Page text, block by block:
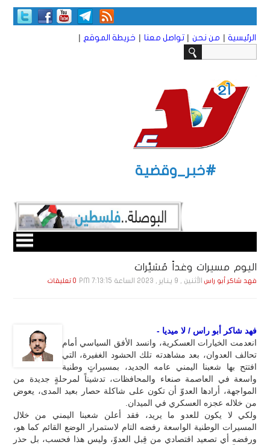
الرئيسية | من نحن | تواصل معنا | خريطة الموقع |
#خبر_وقضية
اليوم مسيرات وغداً مُسَيَّرات
فهد شاكر أبو راس الأثنين , 9 يـنـاير , 2023 الساعة 7:13:15 PM 0 تعليقات
فهد شاكر أبو راس / لا ميديا -
انعدمت الخيارات العسكرية، وانسد الأفق السياسي أمام
تحالف العدوان، بعد مشاهدته تلك الحشود الغفيرة، التي
افتتح بها شعبنا اليمني عامه الجديد، بمسيراتٍ وطنية
واسعة في العاصمة صنعاء والمحافظات، تدشيناً لمرحلةٍ جديدة من
المواجهة، أرادها العدوّ أن تكون على شاكلة حصار بعيد المدى، يعوض
من خلاله عجزه العسكري في الميدان.
ولكي لا يكون للعدو ما يريد، فقد أعلن شعبنا اليمني من خلال
المسيرات الوطنية الواسعة رفضه التام لاستمرار الوضع القائم كما هو،
ورفضه أي تصعيد اقتصادي من قِبل العدوّ، وليس هذا فحسب، بل حذر